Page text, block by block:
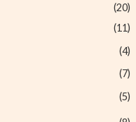
(20)
(11)
(4)
(7)
(5)